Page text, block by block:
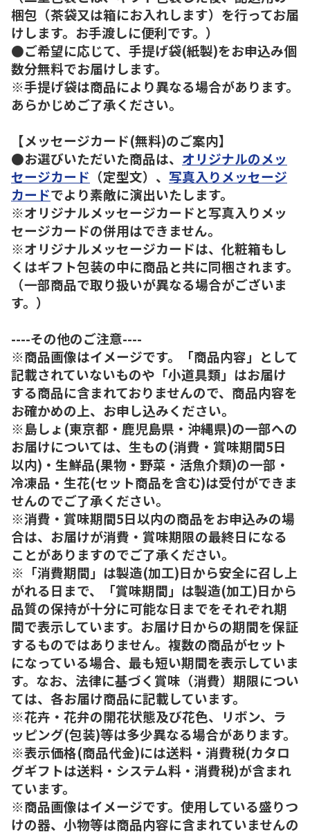
梱包（茶袋又は箱にお入れします）を行ってお届
けします。お手渡しに便利です。）
●ご希望に応じて、手提げ袋(紙製)をお申込み個
数分無料でお届けします。
※手提げ袋は商品により異なる場合があります。
あらかじめご了承ください。
【メッセージカード(無料)のご案内】
●お選びいただいた商品は、 オリジナルのメッ
セージカード （定型文）、 写真入りメッセージ
カードでより素敵に演出いたします。
※オリジナルメッセージカードと写真入りメッ
セージカードの併用はできません。
※オリジナルメッセージカードは、化粧箱もし
くはギフト包装の中に商品と共に同梱されます。
（一部商品で取り扱いが異なる場合がございま
す。）
----その他のご注意----
※商品画像はイメージです。「商品内容」として
記載されていないものや「小道具類」はお届け
する商品に含まれておりませんので、商品内容を
お確かめの上、お申し込みください。
※島しょ(東京都・鹿児島県・沖縄県)の一部への
お届けについては、生もの(消費・賞味期間5日
以内)・生鮮品(果物・野菜・活魚介類)の一部・
冷凍品・生花(セット商品を含む)は受付ができま
せんのでご了承ください。
※消費・賞味期間5日以内の商品をお申込みの場
合は、お届けが消費・賞味期限の最終日になる
ことがありますのでご了承ください。
※「消費期間」は製造(加工)日から安全に召し上
がれる日まで、「賞味期間」は製造(加工)日から
品質の保持が十分に可能な日までをそれぞれ期
間で表示しています。お届け日からの期間を保証
するものではありません。複数の商品がセット
になっている場合、最も短い期間を表示していま
す。なお、法律に基づく賞味（消費）期限につい
ては、各お届け商品に記載しています。
※花卉・花弁の開花状態及び花色、リボン、ラ
ッピング(包装)等は多少異なる場合があります。
※表示価格(商品代金)には送料・消費税(カタロ
グギフトは送料・システム料・消費税)が含まれ
ています。
※商品画像はイメージです。使用している盛りつ
けの器、小物等は商品内容に含まれていませんの